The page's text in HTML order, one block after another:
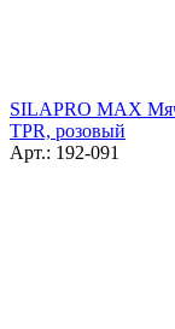
SILAPRO MAX
TPR, розовый
Арт.: 192-091